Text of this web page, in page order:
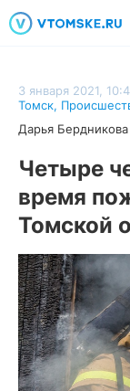
3 января 2021,
Томск,
Дарья Бердникова
Четыре
время
Томской